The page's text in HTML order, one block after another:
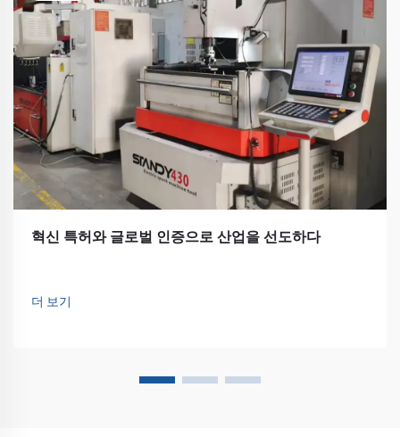
혁신 특허와 글로벌 인증으로 산업을 선도하다
더 보기